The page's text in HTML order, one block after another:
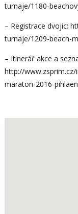
turnaje/1180-
– Registrace dvojic:
turnaje/1209-beach-
– Itinerář akce a
http://
maraton-2016-